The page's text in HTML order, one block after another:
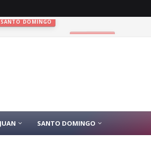
Domingo 2026
SANTO DOMINGO